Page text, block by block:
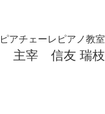
ピアチェーレピアノ教室
主宰 信友 瑞枝